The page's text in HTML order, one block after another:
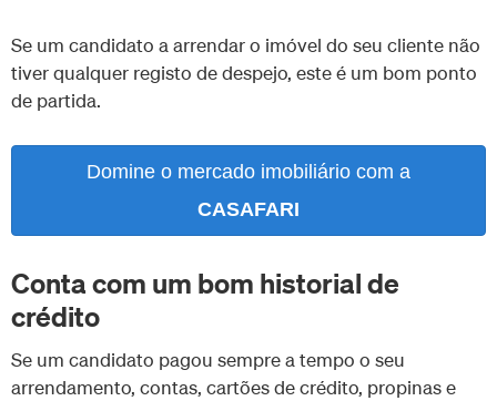
Se um candidato a arrendar o imóvel do seu cliente não
tiver qualquer registo de despejo, este é um bom ponto
de partida.
Domine o mercado imobiliário com a
CASAFARI
Conta com um bom historial de
crédito
Se um candidato pagou sempre a tempo o seu
arrendamento, contas, cartões de crédito, propinas e